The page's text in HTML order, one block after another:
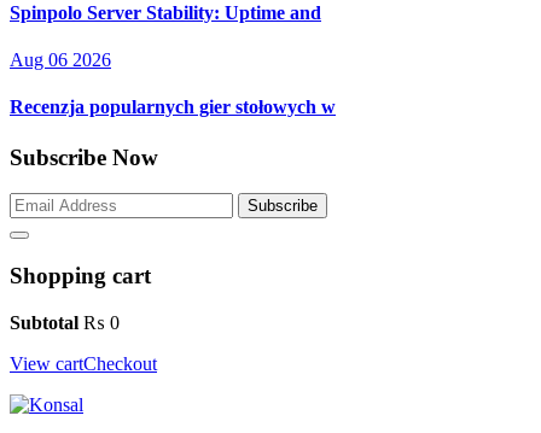
Spinpolo Server Stability: Uptime and
Aug 06 2026
Recenzja popularnych gier stołowych w
Subscribe Now
Subscribe
Shopping cart
Subtotal ₨ 0
View cartCheckout